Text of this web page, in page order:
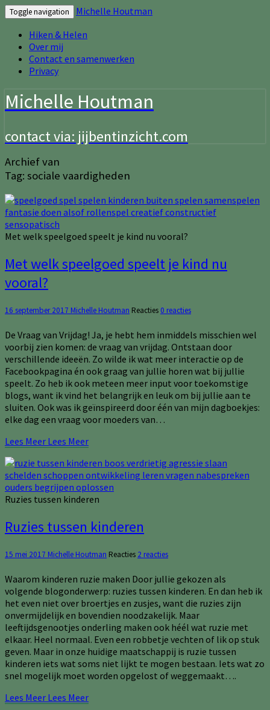
Toggle navigation
Michelle Houtman
Hiken & Helen
Over mij
Contact en samenwerken
Privacy
Michelle Houtman
contact via: jijbentinzicht.com
Archief van
Tag: sociale vaardigheden
Met welk speelgoed speelt je kind nu vooral?
Met welk speelgoed speelt je kind nu
vooral?
16 september 2017 Michelle Houtman Reacties 0 reacties
De Vraag van Vrijdag! Ja, je hebt hem inmiddels misschien wel
voorbij zien komen: de vraag van vrijdag. Ontstaan door
verschillende ideeën. Zo wilde ik wat meer interactie op de
Facebookpagina én ook graag van jullie horen wat bij jullie
speelt. Zo heb ik ook meteen meer input voor toekomstige
blogs, want ik vind het belangrijk en leuk om bij jullie aan te
sluiten. Ook was ik geïnspireerd door één van mijn dagboekjes:
elke dag een vraag voor moeders van…
Lees Meer Lees Meer
Ruzies tussen kinderen
Ruzies tussen kinderen
15 mei 2017 Michelle Houtman Reacties 2 reacties
Waarom kinderen ruzie maken Door jullie gekozen als
volgende blogonderwerp: ruzies tussen kinderen. En dan heb ik
het even niet over broertjes en zusjes, want die ruzies zijn
onvermijdelijk en bovendien noodzakelijk. Maar
leeftijdsgenootjes onderling maken ook héél wat ruzie met
elkaar. Heel normaal. Even een robbetje vechten of lik op stuk
geven. Maar in onze huidige maatschappij is ruzie tussen
kinderen iets wat soms niet lijkt te mogen bestaan. Iets wat zo
snel mogelijk moet worden opgelost of weggemaakt….
Lees Meer Lees Meer